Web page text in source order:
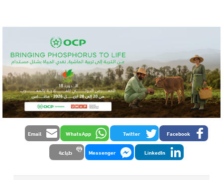
Facebook
Twitter
WhatsApp
Email
LinkedIn
Messenger طباعة